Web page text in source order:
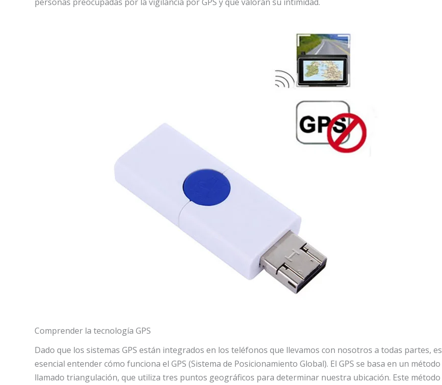
Comprender la tecnología GPS
Dado que los sistemas GPS están integrados en los teléfonos que llevamos con nosotros a todas partes, es
esencial entender cómo funciona el GPS (Sistema de Posicionamiento Global). El GPS se basa en un método
llamado triangulación, que utiliza tres puntos geográficos para determinar nuestra ubicación. Este método